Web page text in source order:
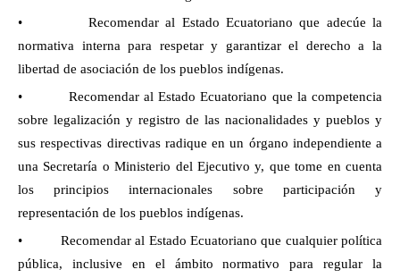
• Recomendar al Estado Ecuatoriano que adecúe la
normativa interna para respetar y garantizar el derecho a la
libertad de asociación de los pueblos indígenas.
• Recomendar al Estado Ecuatoriano que la competencia
sobre legalización y registro de las nacionalidades y pueblos y
sus respectivas directivas radique en un órgano independiente a
una Secretaría o Ministerio del Ejecutivo y, que tome en cuenta
los principios internacionales sobre participación y
representación de los pueblos indígenas.
• Recomendar al Estado Ecuatoriano que cualquier política
pública, inclusive en el ámbito normativo para regular la